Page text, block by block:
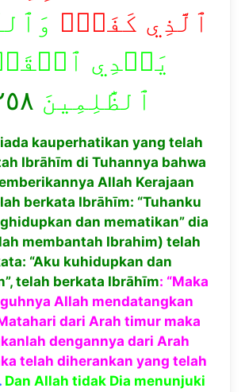
ٱلَّذِي كَفَرَۗ
يَهۡدِي
ٱلظَّٰلِمِينَ
kauperhatikan yang telah
Ibrāhīm di Tuhannya bahwa
Allah Kerajaan
berkata Ibrāhīm: “Tuhanku
dan mematikan” dia
membantah Ibrahim) telah
“Aku kuhidupkan dan
telah berkata Ibrāhīm: “Maka
Allah mendatangkan
dari Arah timur maka
dengannya dari Arah
telah diherankan yang telah
. Dan Allah tidak Dia menunjuki